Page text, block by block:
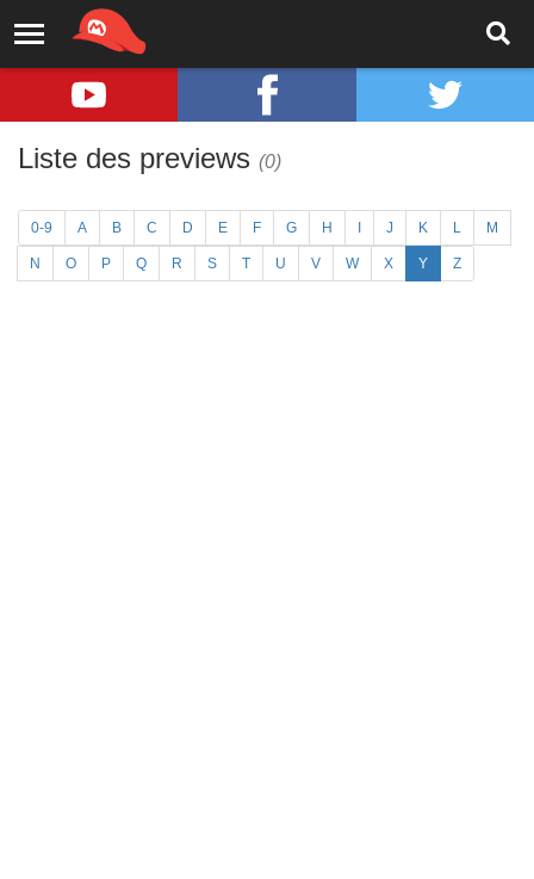
Liste des previews (0)
0-9 A B C D E F G H J K L M
N O P Q R S T U V W X Y Z